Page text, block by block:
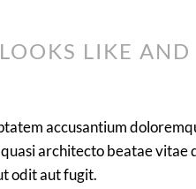
LIKE AND
accusantium
architecto beatae vitae
odit aut fugit.